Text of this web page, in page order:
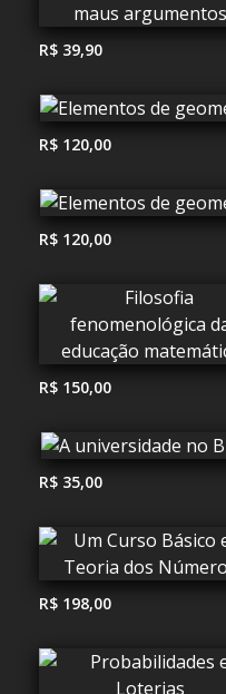
R$ 39,90
R$ 120,00
R$ 120,00
R$ 150,00
R$ 35,00
R$ 198,00